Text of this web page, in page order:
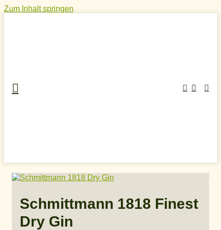
Zum Inhalt springen
Craft Spirits Online Shop
Schmittmann 1818 Finest
Dry Gin